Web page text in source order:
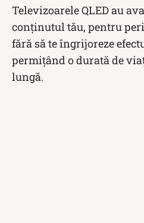
Televizoarele QLED au
conținutul tău, pentru
fără să te îngrijoreze
permițând o durată de
lungă.